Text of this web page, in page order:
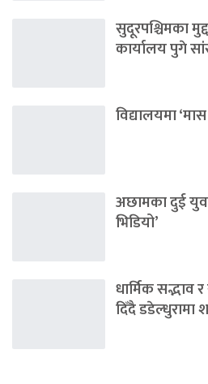
सुदूरपश्चिमका
कार्यालय पुगे
विद्यालयमा
अछामका दुई
भिडियो’
धार्मिक सद्भाव
दिँदै डडेल्धुरामा